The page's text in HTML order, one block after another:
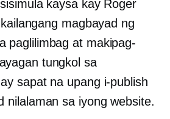
kaysa kay Roger
magbayad ng
paglilimbag at makipag-
tungkol sa
sapat na upang i-publish
nilalaman sa iyong website.